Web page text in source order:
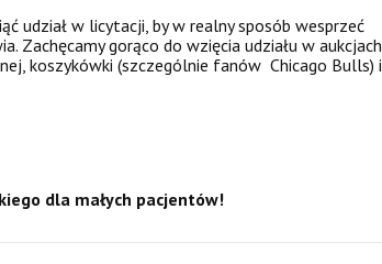
udział w licytacji, by w realny sposób wesprzeć
Zachęcamy gorąco do wzięcia udziału w aukcjach
koszykówki (szczególnie fanów Chicago Bulls) i
dla małych pacjentów!